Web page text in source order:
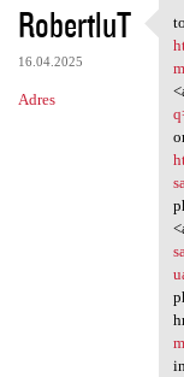
RobertluT
16.04.2025
Adres